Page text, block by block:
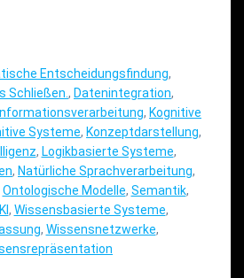
Entscheidungsfindung,
Schließen. , Datenintegration,
, Kognitive
Systeme, Konzeptdarstellung,
, Logikbasierte Systeme,
, Natürliche Sprachverarbeitung,
Ontologische Modelle, Semantik,
, Wissensbasierte Systeme,
, Wissensnetzwerke,